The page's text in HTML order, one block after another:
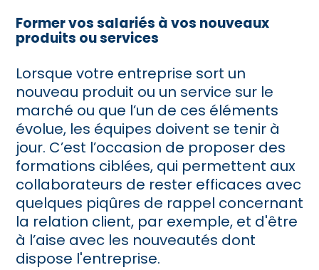
Former vos salariés à vos nouveaux
produits ou services
Lorsque votre entreprise sort un
nouveau produit ou un service sur le
marché ou que l’un de ces éléments
évolue, les équipes doivent se tenir à
jour. C’est l’occasion de proposer des
formations ciblées, qui permettent aux
collaborateurs de rester efficaces avec
quelques piqûres de rappel concernant
la relation client, par exemple, et d'être
à l’aise avec les nouveautés dont
dispose l'entreprise.